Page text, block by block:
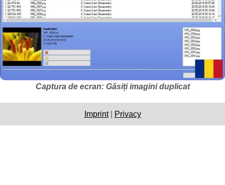
Captura de ecran: Găsiți imagini duplicat
Imprint| Privacy